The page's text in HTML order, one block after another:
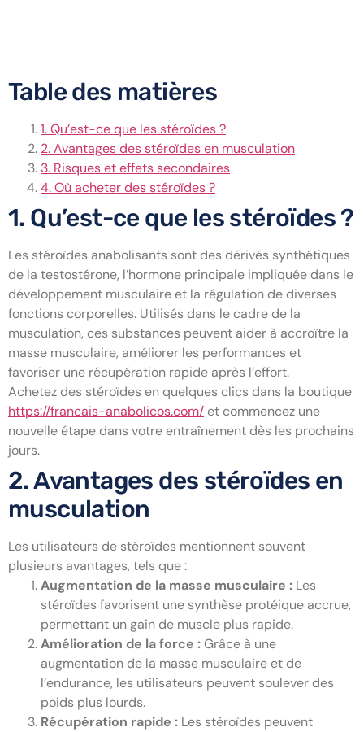
Table des matières
1. Qu’est-ce que les stéroïdes ?
2. Avantages des stéroïdes en musculation
3. Risques et effets secondaires
4. Où acheter des stéroïdes ?
1. Qu’est-ce que les stéroïdes ?
Les stéroïdes anabolisants sont des dérivés synthétiques
de la testostérone, l’hormone principale impliquée dans le
développement musculaire et la régulation de diverses
fonctions corporelles. Utilisés dans le cadre de la
musculation, ces substances peuvent aider à accroître la
masse musculaire, améliorer les performances et
favoriser une récupération rapide après l’effort.
Achetez des stéroïdes en quelques clics dans la boutique
https://francais-anabolicos.com/ et commencez une
nouvelle étape dans votre entraînement dès les prochains
jours.
2. Avantages des stéroïdes en
musculation
Les utilisateurs de stéroïdes mentionnent souvent
plusieurs avantages, tels que :
Augmentation de la masse musculaire : Les
stéroïdes favorisent une synthèse protéique accrue,
permettant un gain de muscle plus rapide.
Amélioration de la force :Grâce à une
augmentation de la masse musculaire et de
l’endurance, les utilisateurs peuvent soulever des
poids plus lourds.
Récupération rapide : Les stéroïdes peuvent